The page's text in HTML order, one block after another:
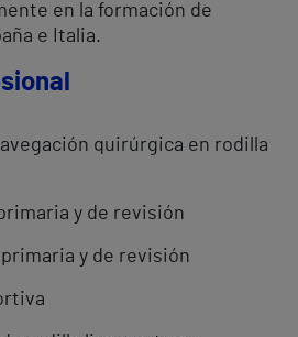
en la formación de
e Italia.
quirúrgica en rodilla
y de revisión
y de revisión